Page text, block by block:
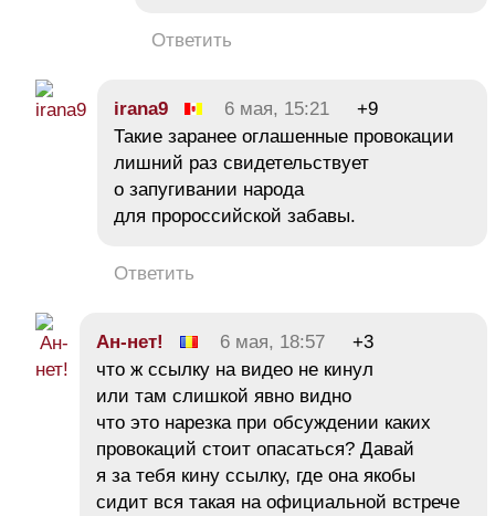
Ответить
irana9 6 мая, 15:21
+9
Такие заранее оглашенные провокации
лишний раз свидетельствует
о запугивании народа
для пророссийской забавы.
Ответить
Ан-нет! 6 мая, 18:57
+3
что ж ссылку на видео не кинул
или там слишкой явно видно
что это нарезка при обсуждении каких
провокаций стоит опасаться? Давай
я за тебя кину ссылку, где она якобы
сидит вся такая на официальной встрече